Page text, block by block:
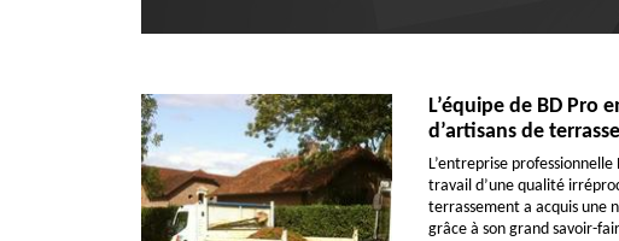
L’équipe de BD Pro
d’artisans de
L’entreprise
travail d’une qualité
terrassement a acquis une
grâce à son grand savoir-